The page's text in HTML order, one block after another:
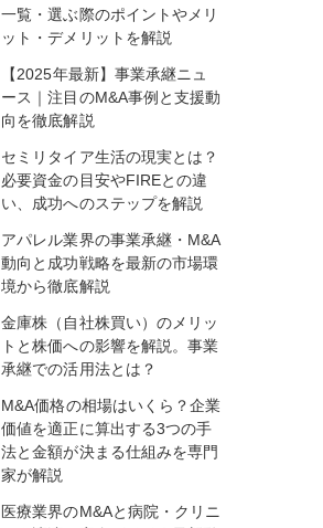
一覧・選ぶ際のポイントやメリ
ット・デメリットを解説
【2025年最新】事業承継ニュ
ース｜注目のM&A事例と支援動
向を徹底解説
セミリタイア生活の現実とは？
必要資金の目安やFIREとの違
い、成功へのステップを解説
アパレル業界の事業承継・M&A
動向と成功戦略を最新の市場環
境から徹底解説
金庫株（自社株買い）のメリッ
トと株価への影響を解説。事業
承継での活用法とは？
M&A価格の相場はいくら？企業
価値を適正に算出する3つの手
法と金額が決まる仕組みを専門
家が解説
医療業界のM&Aと病院・クリニ